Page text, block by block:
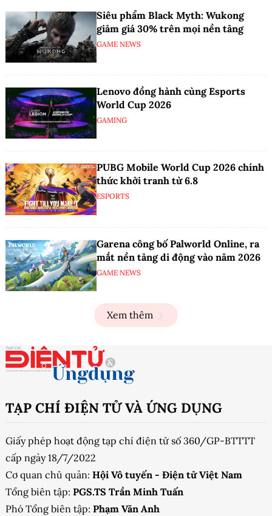
Siêu phẩm Black Myth: Wukong
giảm giá 30% trên mọi nền tảng
GAME NEWS
Lenovo đồng hành cùng Esports
World Cup 2026
GAMING
PUBG Mobile World Cup 2026 chính
thức khởi tranh từ 6.8
ESPORTS
Garena công bố Palworld Online, ra
mắt nền tảng di động vào năm 2026
GAME NEWS
Xem thêm
TẠP CHÍ ĐIỆN TỬ VÀ ỨNG DỤNG
Giấy phép hoạt động tạp chí điện tử số 360/GP-BTTTT
cấp ngày 18/7/2022
Cơ quan chủ quản: Hội Vô tuyến - Điện tử Việt Nam
Tổng biên tập: PGS.TS Trần Minh Tuấn
Phó Tổng biên tập: Phạm Văn Anh